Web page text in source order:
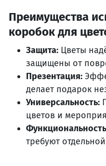
Преимущества
коробок для
Защита: Цветы
защищены от
Презентация:
делает подарок
Универсальность:
цветов и
требуют